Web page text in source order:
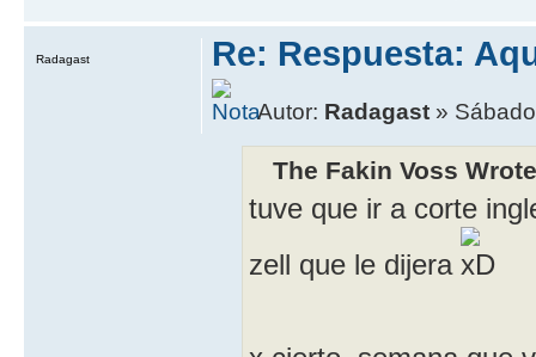
Re: Respuesta:
Autor: Radagast »
The Fakin Voss
tuve que ir a corte
zell que le dijera
Radagast